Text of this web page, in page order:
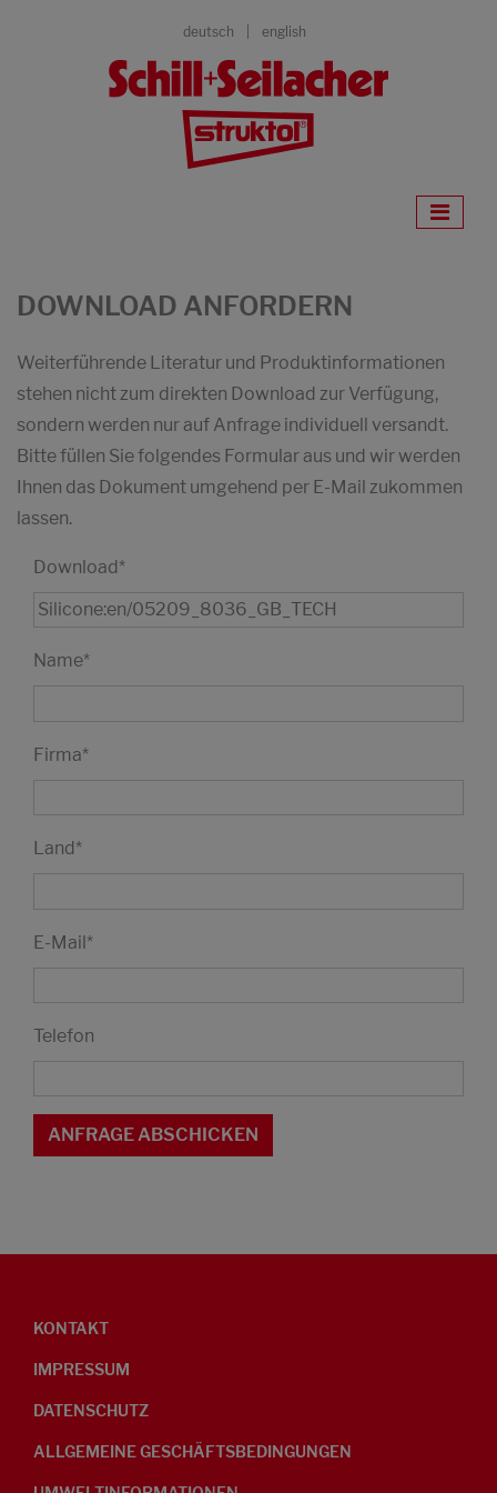
deutsch english
DOWNLOAD ANFORDERN
Weiterführende Literatur und Produktinformationen
stehen nicht zum direkten Download zur Verfügung,
sondern werden nur auf Anfrage individuell versandt.
Bitte füllen Sie folgendes Formular aus und wir werden
Ihnen das Dokument umgehend per E-Mail zukommen
lassen.
Download*
Name*
Firma*
Land*
E-Mail*
Telefon
KONTAKT
IMPRESSUM
DATENSCHUTZ
ALLGEMEINE GESCHÄFTSBEDINGUNGEN